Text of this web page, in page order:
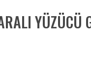
YÜZÜCÜ